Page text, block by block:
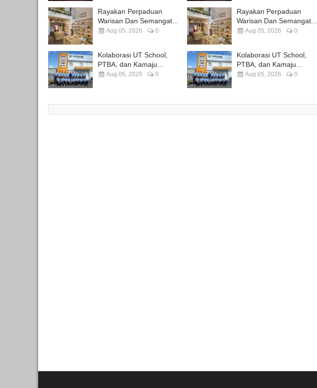
Rayakan Perpaduan
Warisan Dan Semangat...
Aug 05, 2026 0
Kolaborasi UT School,
PTBA, dan Kamaju...
Aug 05, 2026 0
Rayakan Perpaduan
Warisan Dan Semangat...
Aug 05, 2026 0
Kolaborasi UT School,
PTBA, dan Kamaju...
Aug 05, 2026 0